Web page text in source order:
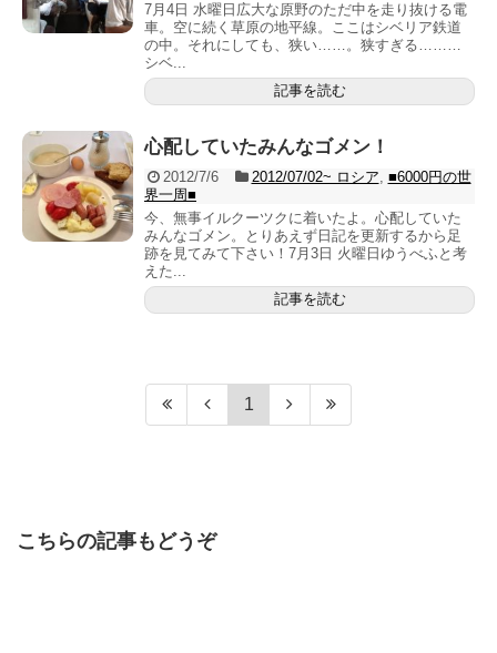
7月4日 水曜日広大な原野のただ中を走り抜ける電
車。空に続く草原の地平線。ここはシベリア鉄道
の中。それにしても、狭い……。狭すぎる………
シベ...
記事を読む
心配していたみんなゴメン！
2012/7/6 2012/07/02~ ロシア, ■6000円の世
界一周■
今、無事イルクーツクに着いたよ。心配していた
みんなゴメン。とりあえず日記を更新するから足
跡を見てみて下さい！7月3日 火曜日ゆうべふと考
えた...
記事を読む
1
こちらの記事もどうぞ